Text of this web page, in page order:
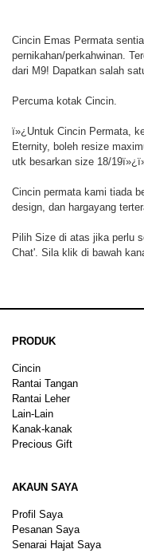
Cincin Emas Permata
pernikahan/perkahwinan.
dari M9! Dapatkan salah
Percuma kotak Cincin.
ï»¿Untuk Cincin Permata,
Eternity, boleh resize
utk besarkan size 18/
Cincin permata kami tiada
design, dan hargayang
Pilih Size di atas jika perlu
Chat'. Sila klik di bawah
PRODUK
Cincin
Rantai Tangan
Rantai Leher
Lain-Lain
Kanak-kanak
Precious Gift
AKAUN SAYA
Profil Saya
Pesanan Saya
Senarai Hajat Saya